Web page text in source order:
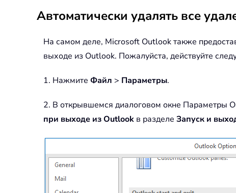
Автоматически удалять все
На самом деле, Microsoft Outlook также
выходе из Outlook. Пожалуйста, действуйте
1. Нажмите Файл > Параметры.
2. В открывшемся диалоговом окне Параметры
при выходе из Outlook в разделе Запуск и